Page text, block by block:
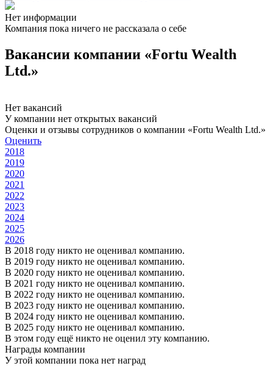
Нет информации
Компания пока ничего не рассказала о себе
Вакансии компании «Fortu Wealth
Ltd.»
Нет вакансий
У компании нет открытых вакансий
Оценки и отзывы сотрудников о компании «Fortu Wealth Ltd.»
Оценить
2018
2019
2020
2021
2022
2023
2024
2025
2026
В 2018 году никто не оценивал компанию.
В 2019 году никто не оценивал компанию.
В 2020 году никто не оценивал компанию.
В 2021 году никто не оценивал компанию.
В 2022 году никто не оценивал компанию.
В 2023 году никто не оценивал компанию.
В 2024 году никто не оценивал компанию.
В 2025 году никто не оценивал компанию.
В этом году ещё никто не оценил эту компанию.
Награды компании
У этой компании пока нет наград